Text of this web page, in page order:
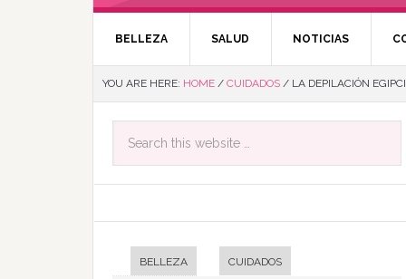
BELLEZA SALUD NOTICIAS
YOU ARE HERE: HOME / CUIDADOS / LA DEPILACIÓN
BELLEZA CUIDADOS